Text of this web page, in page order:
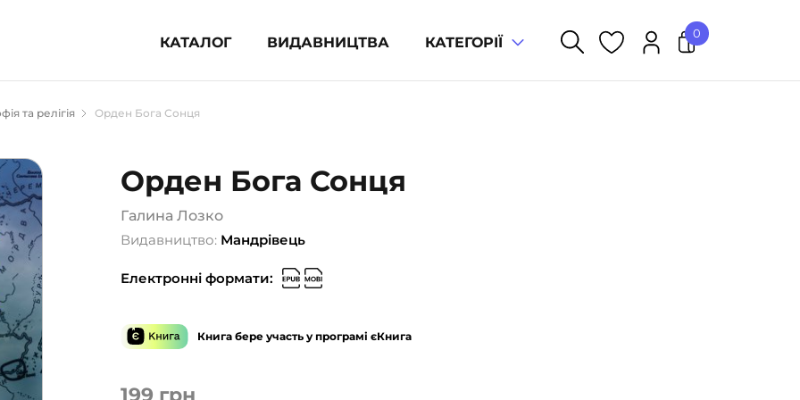
КАТАЛОГ ВИДАВНИЦТВА КАТЕГОРІЇ
література (1854)
для підлітків (240)
популярна література (1015)
література та посібники
довідники, словники
сертифікати (1)
0
У кошику немає товарів.
та релігія Орден Бога Сонця
Орден Бога Сонця
Галина Лозко
Видавництво: Мандрівець
Електронні формати:
199 грн
Книга бере участь у програмі єКнига